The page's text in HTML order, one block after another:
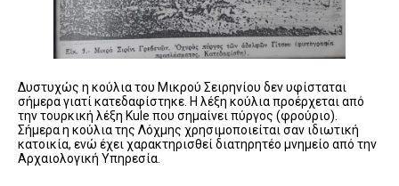
Δυστυχώς η κούλια του Μικρού Σειρηνίου δεν υφίσταται
σήμερα γιατί κατεδαφίστηκε. Η λέξη κούλια προέρχεται από
την τουρκική λέξη Kule που σημαίνει πύργος (φρούριο).
Σήμερα η κούλια της Λόχμης χρησιμοποιείται σαν ιδιωτική
κατοικία, ενώ έχει χαρακτηρισθεί διατηρητέο μνημείο από την
Αρχαιολογική Υπηρεσία.